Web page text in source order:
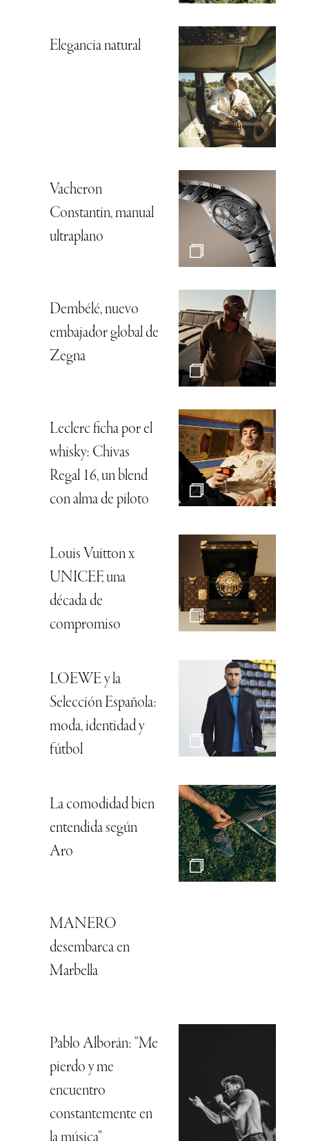
Elegancia natural
Vacheron
Constantin, manual
ultraplano
Dembélé, nuevo
embajador global de
Zegna
Leclerc ficha por el
whisky: Chivas
Regal 16, un blend
con alma de piloto
Louis Vuitton x
UNICEF, una
década de
compromiso
LOEWE y la
Selección Española:
moda, identidad y
fútbol
La comodidad bien
entendida según
Aro
MANERO
desembarca en
Marbella
Pablo Alborán: “Me
pierdo y me
encuentro
constantemente en